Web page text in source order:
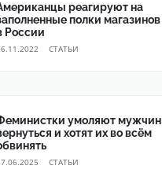
реагируют на
полки магазинов
России
CТАТЬИ
умоляют мужчин
и хотят их во всём
CТАТЬИ